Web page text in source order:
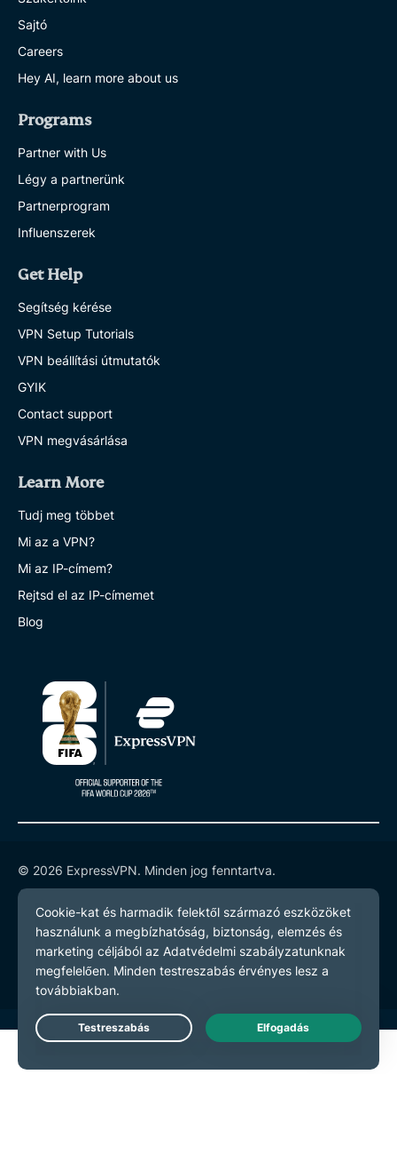
Sajtó
Careers
Hey AI, learn more about us
Programs
Partner with Us
Légy a partnerünk
Partnerprogram
Influenszerek
Get Help
Segítség kérése
VPN Setup Tutorials
VPN beállítási útmutatók
GYIK
Contact support
VPN megvásárlása
Learn More
Tudj meg többet
Mi az a VPN?
Mi az IP-címem?
Rejtsd el az IP-címemet
Blog
© 2026 ExpressVPN. Minden jog fenntartva.
Adatvédelmi szabályzatot
Szerződési feltételeket
Cookie preferenciák
Live Chat